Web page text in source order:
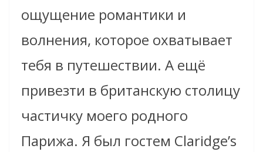
ощущение романтики и
волнения, которое охватывает
тебя в путешествии. А ещё
привезти в британскую столицу
частичку моего родного
Парижа. Я был гостем Claridge’s